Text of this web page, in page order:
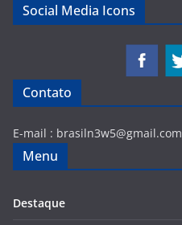
Social Media Icons
Contato
E-mail : brasiln3w5@gmail.com
Menu
Destaque